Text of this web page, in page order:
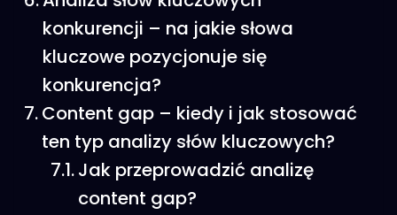
konkurencji – na jakie słowa
kluczowe pozycjonuje się
konkurencja?
Content gap – kiedy i jak stosować
ten typ analizy słów kluczowych?
Jak przeprowadzić analizę
content gap?